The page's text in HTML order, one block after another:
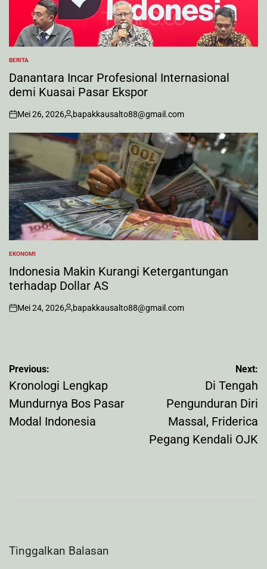
POSTED
IN
BERITA
Danantara Incar Profesional Internasional
demi Kuasai Pasar Ekspor
on
Mei 26, 2026
Posted
by
bapakkausalto88@gmail.com
POSTED
IN
EKONOMI
Indonesia Makin Kurangi Ketergantungan
terhadap Dollar AS
on
Mei 24, 2026
Posted
bapakkausalto88@gmail.com
Navigasi
pos
Previous:
Kronologi Lengkap
Mundurnya Bos Pasar
Modal Indonesia
Next:
Di Tengah
Pengunduran Diri
Massal, Friderica
Pegang Kendali OJK
Tinggalkan Balasan